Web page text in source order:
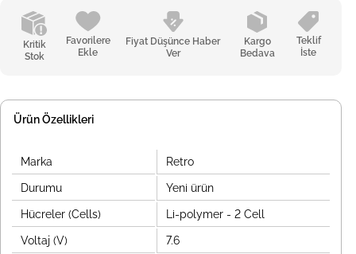
Kritik
Stok
Favorilere
Ekle
Fiyat Düşünce Haber
Ver
Kargo
Bedava
Teklif
İste
Ürün Özellikleri
Marka Retro
Durumu Yeni ürün
Hücreler (Cells) Li-polymer - 2 Cell
Voltaj (V) 7.6